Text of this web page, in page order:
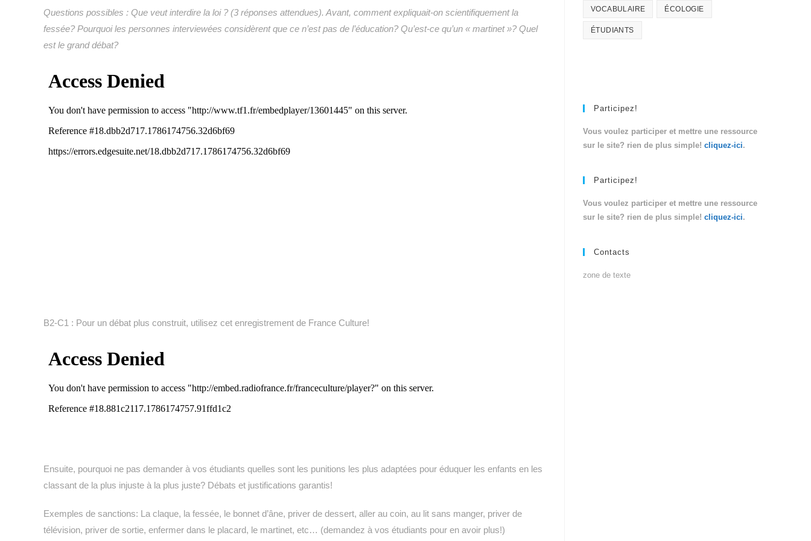
Questions possibles : Que veut interdire la loi ? (3 réponses attendues). Avant, comment expliquait-on scientifiquement la
fessée? Pourquoi les personnes interviewées considèrent que ce n’est pas de l’éducation? Qu’est-ce qu’un « martinet »? Quel
est le grand débat?
B2-C1 : Pour un débat plus construit, utilisez cet enregistrement de France Culture!
Ensuite, pourquoi ne pas demander à vos étudiants quelles sont les punitions les plus adaptées pour éduquer les enfants en les
classant de la plus injuste à la plus juste? Débats et justifications garantis!
Exemples de sanctions: La claque, la fessée, le bonnet d’âne, priver de dessert, aller au coin, au lit sans manger, priver de
télévision, priver de sortie, enfermer dans le placard, le martinet, etc… (demandez à vos étudiants pour en avoir plus!)
VOCABULAIRE ÉCOLOGIE
ÉTUDIANTS
Participez!
Vous voulez participer et mettre une ressource
sur le site? rien de plus simple! cliquez-ici.
Participez!
Vous voulez participer et mettre une ressource
sur le site? rien de plus simple! cliquez-ici.
Contacts
zone de texte